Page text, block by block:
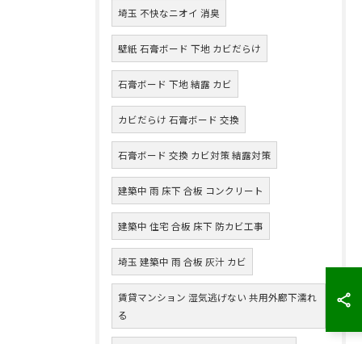
埼玉 不快なニオイ 消臭
壁紙 石膏ボード 下地 カビだらけ
石膏ボード 下地 結露 カビ
カビだらけ 石膏ボード 交換
石膏ボード 交換 カビ対策 結露対策
建築中 雨 床下 合板 コンクリート
建築中 住宅 合板 床下 防カビ工事
埼玉 建築中 雨 合板 灰汁 カビ
賃貸マンション 湿気逃げない 共用外廊下濡れ
る